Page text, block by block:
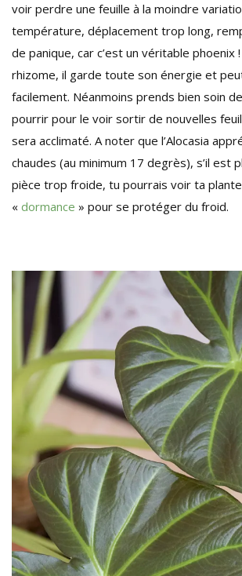
voir perdre une feuille à la moindre
température, déplacement trop long,
de panique, car c’est un véritable phoenix
rhizome, il garde toute son énergie et
facilement. Néanmoins prends bien soin
pourrir pour le voir sortir de nouvelles
sera acclimaté. A noter que l’Alocasia
chaudes (au minimum 17 degrès), s’il est
pièce trop froide, tu pourrais voir ta
« dormance » pour se protéger du froid.